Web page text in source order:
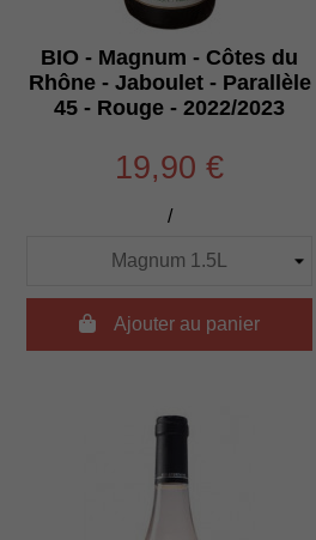
BIO - Magnum - Côtes du
Rhône - Jaboulet - Parallèle
45 - Rouge - 2022/2023
19,90 €
/
Ajouter au panier